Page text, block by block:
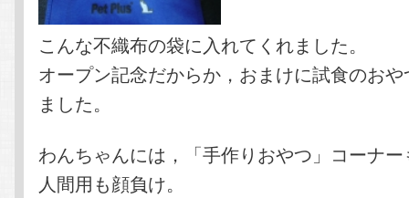
こんな不織布の袋に入れてくれました。
オープン記念だからか，おまけに試食のお
ました。
わんちゃんには，「手作りおやつ」コーナ
人間用も顔負け。